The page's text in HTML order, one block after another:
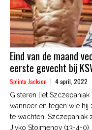
Eind van de maand
eerste gevecht bij
Splinta Jackson 4 april, 2022
Gisteren liet
wanneer en tegen wie hij
te wachten.
Jivko Stoimenov (13-4-